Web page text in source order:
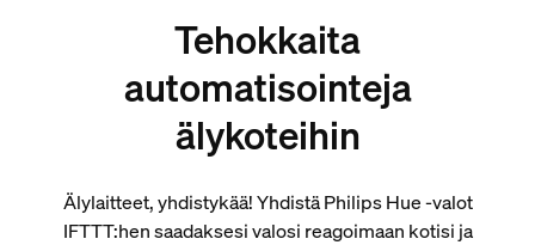
Tehokkaita
automatisointeja
älykoteihin
Älylaitteet, yhdistykää! Yhdistä Philips Hue -valot
IFTTT:hen saadaksesi valosi reagoimaan kotisi ja